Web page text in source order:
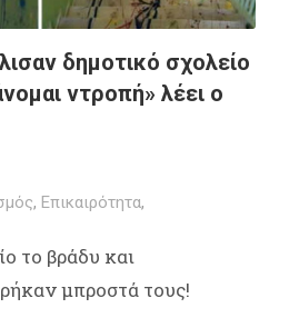
δημοτικό σχολείο
ντροπή» λέει ο
, Επικαιρότητα,
το βράδυ και
μπροστά τους!